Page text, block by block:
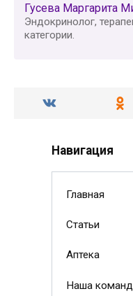
Гусева Маргарита
Эндокринолог,
категории.
Навигация
Главная
Статьи
Аптека
Наша